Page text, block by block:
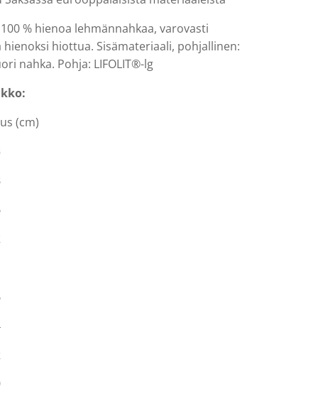
100 % hienoa lehmännahkaa, varovasti
hiottua. Sisämateriaali, pohjallinen:
nahka. Pohja: LIFOLIT®-lg
(cm)